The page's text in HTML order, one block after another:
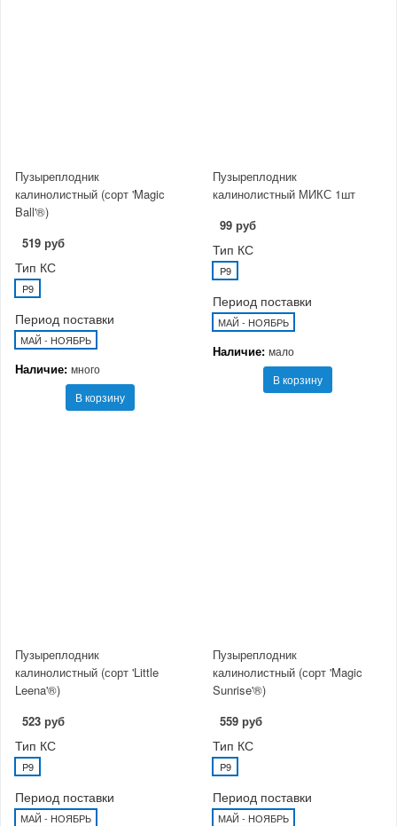
Пузыреплодник
калинолистный (сорт 'Magic
Ball'®)
519 руб
Тип КС
P9
Период поставки
МАЙ - НОЯБРЬ
Наличие: много
В корзину
Пузыреплодник
калинолистный МИКС 1шт
99 руб
Тип КС
P9
Период поставки
МАЙ - НОЯБРЬ
Наличие: мало
В корзину
Пузыреплодник
калинолистный (сорт 'Little
Leena'®)
523 руб
Тип КС
P9
Период поставки
МАЙ - НОЯБРЬ
Пузыреплодник
калинолистный (сорт 'Magic
Sunrise'®)
559 руб
Тип КС
P9
Период поставки
МАЙ - НОЯБРЬ